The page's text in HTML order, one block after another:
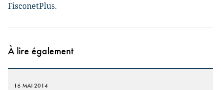
FisconetPlus.
À lire également
16 MAI 2014